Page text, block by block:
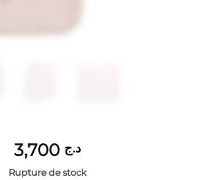
د.ج 3,700
Rupture de stock